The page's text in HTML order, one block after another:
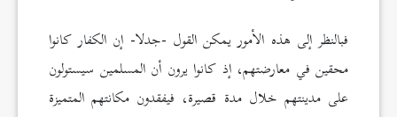
فبالنظر إلى هذه الأمور يمكن القول -جدلا- إن الكفار كانوا
محقين في معارضتهم، إذ كانوا يرون أن المسلمين سيستولون
على مدينتهم خلال مدة قصيرة، فيفقدون مكانتهم المتميزة